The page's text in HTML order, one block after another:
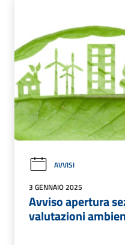
AVVISI
3 GENNAIO 2025
Avviso apertura
valutazioni